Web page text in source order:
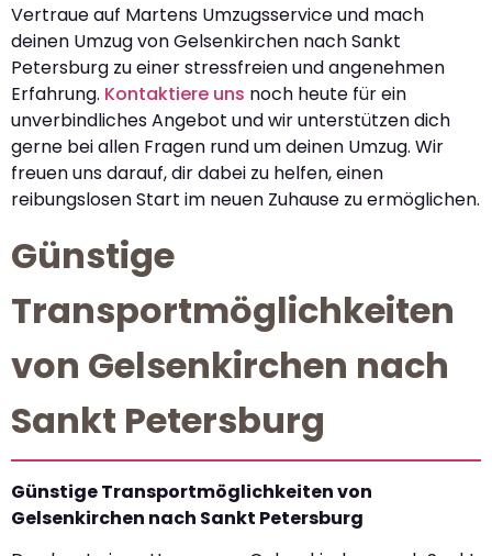
Vertraue auf Martens Umzugsservice und mach
deinen Umzug von Gelsenkirchen nach Sankt
Petersburg zu einer stressfreien und angenehmen
Erfahrung. Kontaktiere uns noch heute für ein
unverbindliches Angebot und wir unterstützen dich
gerne bei allen Fragen rund um deinen Umzug. Wir
freuen uns darauf, dir dabei zu helfen, einen
reibungslosen Start im neuen Zuhause zu ermöglichen.
Günstige
Transportmöglichkeiten
von Gelsenkirchen nach
Sankt Petersburg
Günstige Transportmöglichkeiten von
Gelsenkirchen nach Sankt Petersburg